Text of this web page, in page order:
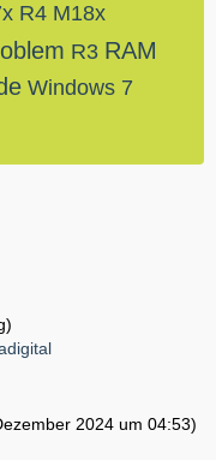
R4 M18x
R3 RAM
Windows 7
2024 um 04:53)